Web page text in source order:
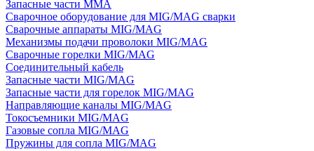
Запасные части MMA
Сварочное оборудование для MIG/MAG сварки
Сварочные аппараты MIG/MAG
Механизмы подачи проволоки MIG/MAG
Сварочные горелки MIG/MAG
Соединительный кабель
Запасные части MIG/MAG
Запасные части для горелок MIG/MAG
Направляющие каналы MIG/MAG
Токосъемники MIG/MAG
Газовые сопла MIG/MAG
Пружины для сопла MIG/MAG